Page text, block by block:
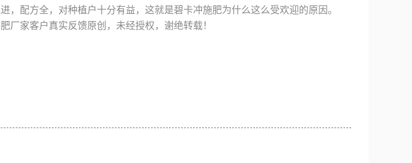
，配方全，对种植户十分有益，这就是碧卡冲施肥为什么这么受欢迎的原因。
厂家客户真实反馈原创，未经授权，谢绝转载！